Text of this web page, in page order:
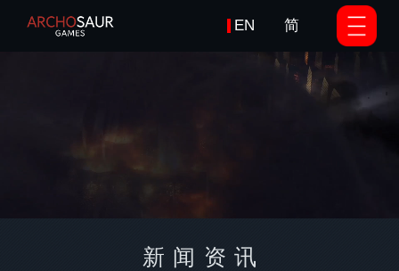
EN 简
新闻资讯